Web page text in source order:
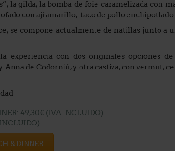
la gilda, la bomba de foie caramelizada con
con ají amarillo, taco de pollo enchipotlado.
se compone actualmente de natillas junto a
experiencia con dos originales opciones
Anna de Codorniú, y otra castiza, con vermut,
49,30€ (IVA INCLUIDO)
& DINNER